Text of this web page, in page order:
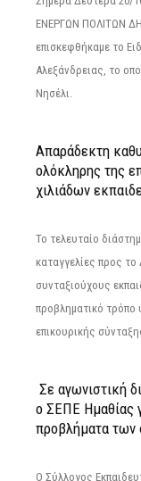
ΕΝΕΡΓΩΝ ΠΟΛΙΤΩΝ
επισκεφθήκαμε το
Αλεξάνδρειας, το
Νησέλι.
Απαράδεκτη
ολόκληρης της
χιλιάδων
Το τελευταίο
καταγγελίες προς
συνταξιούχους
προβληματικό τρόπο
επικουρικής
Σε αγωνιστική
ο ΣΕΠΕ Ημαθίας
προβλήματα των
Ο Σύλλογος